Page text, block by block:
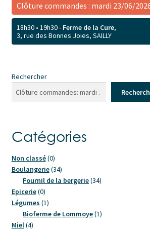
Clôture commandes : mardi 23/06/
18h30 • 19h30 - Ferme de la Cure,
3, rue des Bonnes Joies, SAILLY
Rechercher
Catégories
Non classé 00
produit
Boulangerie 3434
produits
Fournil de la bergerie 3434
Epicerie 00
produit
Légumes 11
produit
Bioferme de Lommoye 11
Miel 44